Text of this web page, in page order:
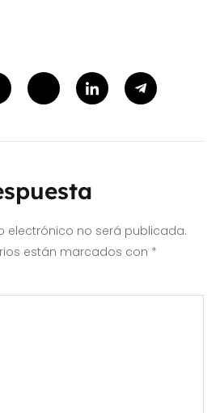
electrónico no será publicada.
están marcados con *